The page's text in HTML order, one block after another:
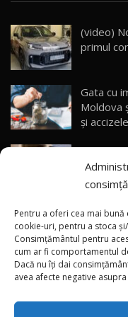
Pentru a oferi cea mai
cookie-uri, pentru a stoca
Consimțământul pentru
cum ar fi comportamentul
Dacă nu îți dai
avea afecte negative
29
30
10:58
13:56
Noul
32:06
33
MG
(video)
primul
Gata cu
Moldova
și
Explozie
Auto!
cele din
Vremea
țării
„Nu
Tofan a